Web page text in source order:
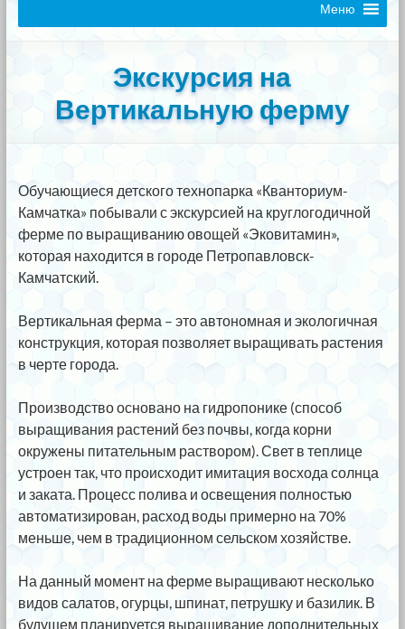
Меню
Экскурсия на
Вертикальную ферму
Обучающиеся детского технопарка «Кванториум-
Камчатка» побывали с экскурсией на круглогодичной
ферме по выращиванию овощей «Эковитамин»,
которая находится в городе Петропавловск-
Камчатский.
Вертикальная ферма – это автономная и экологичная
конструкция, которая позволяет выращивать растения
в черте города.
Производство основано на гидропонике (способ
выращивания растений без почвы, когда корни
окружены питательным раствором). Свет в теплице
устроен так, что происходит имитация восхода солнца
и заката. Процесс полива и освещения полностью
автоматизирован, расход воды примерно на 70%
меньше, чем в традиционном сельском хозяйстве.
На данный момент на ферме выращивают несколько
видов салатов, огурцы, шпинат, петрушку и базилик. В
будущем планируется выращивание дополнительных